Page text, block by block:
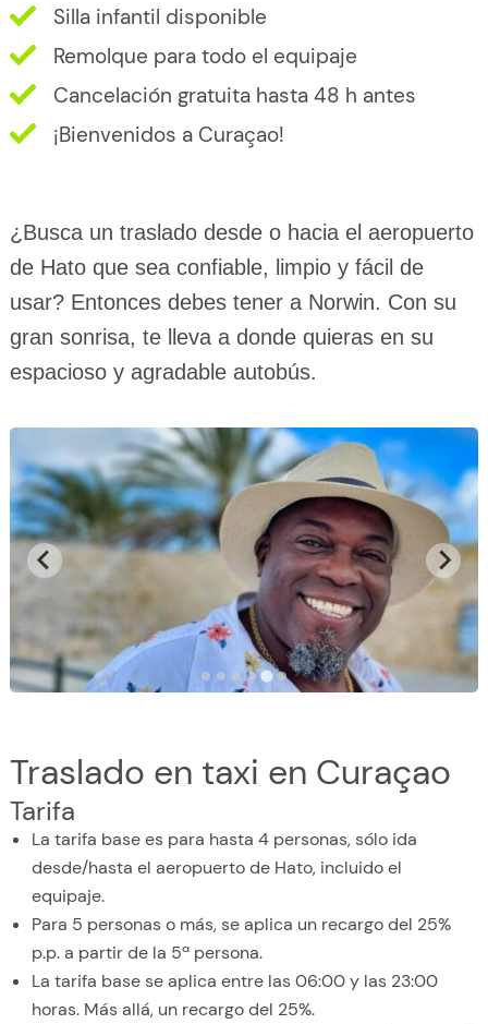
Silla infantil disponible
Remolque para todo el equipaje
Cancelación gratuita hasta 48 h antes
¡Bienvenidos a Curaçao!
¿Busca un traslado desde o hacia el aeropuerto
de Hato que sea confiable, limpio y fácil de
usar? Entonces debes tener a Norwin. Con su
gran sonrisa, te lleva a donde quieras en su
espacioso y agradable autobús.
Traslado en taxi en Curaçao
Tarifa
La tarifa base es para hasta 4 personas, sólo ida
desde/hasta el aeropuerto de Hato, incluido el
equipaje.
Para 5 personas o más, se aplica un recargo del 25%
p.p. a partir de la 5ª persona.
La tarifa base se aplica entre las 06:00 y las 23:00
horas. Más allá, un recargo del 25%.